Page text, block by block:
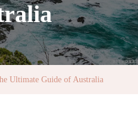
Ultimate Guide of Australia